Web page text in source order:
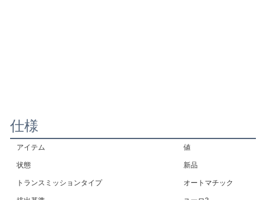
仕様
アイテム 値
状態 新品
トランスミッションタイプ オートマチック